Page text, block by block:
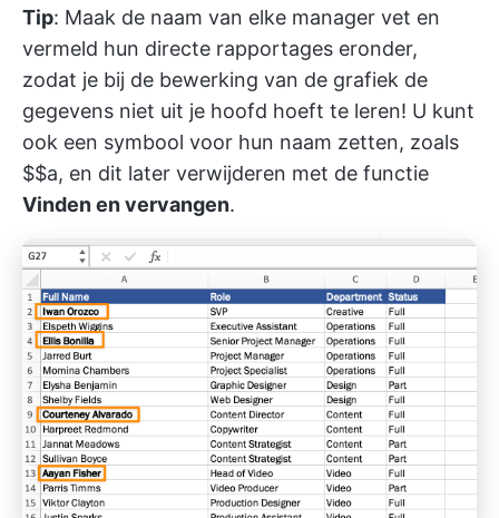
Tip: Maak de naam van elke manager vet en
vermeld hun directe rapportages eronder,
zodat je bij de bewerking van de grafiek de
gegevens niet uit je hoofd hoeft te leren! U kunt
ook een symbool voor hun naam zetten, zoals
$$a, en dit later verwijderen met de functie
Vinden en vervangen.